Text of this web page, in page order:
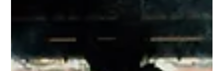
24 juil.
8 min de lecture